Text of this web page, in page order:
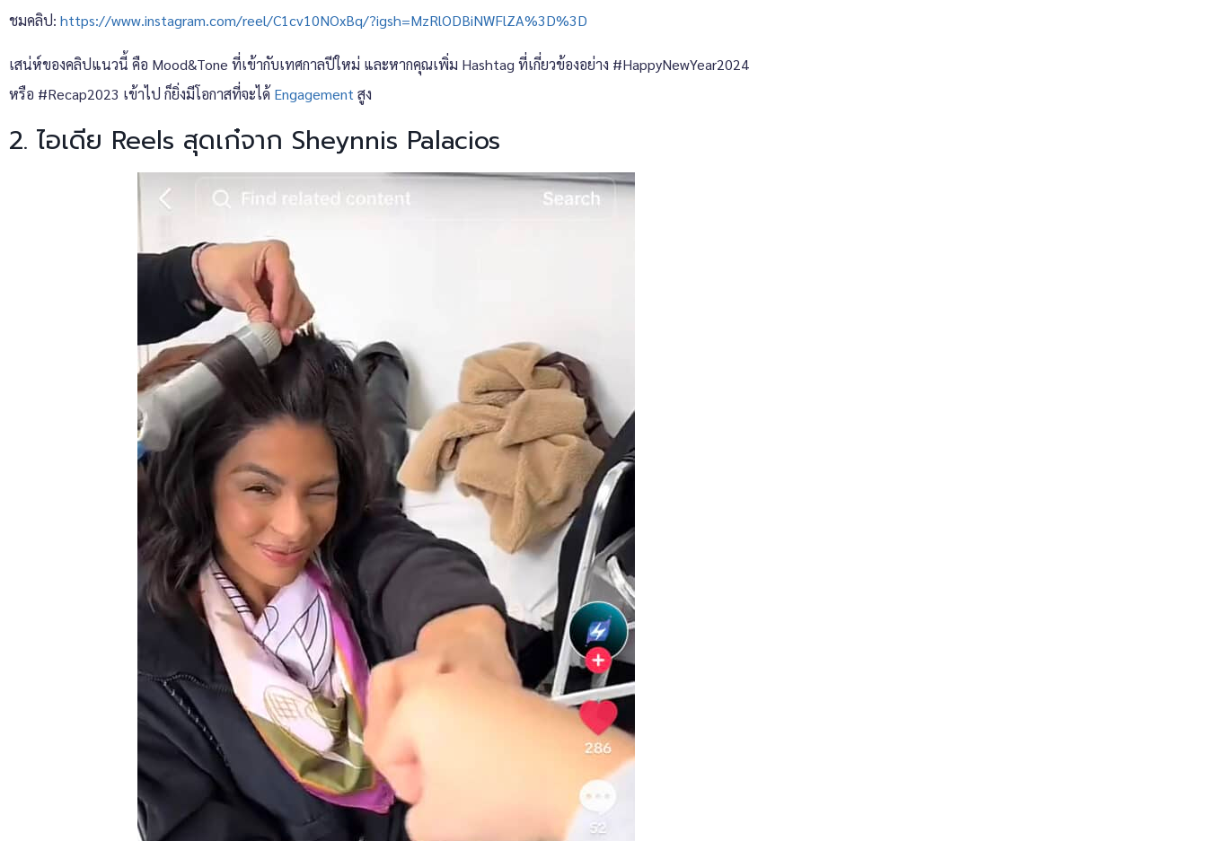
ชมคลิป: https://www.instagram.com/reel/C1cv10NOxBq/?igsh=MzRlODBiNWFlZA%3D%3D
เสน่ห์ของคลิปแนวนี้ คือ Mood&Tone ที่เข้ากับเทศกาลปีใหม่ และหากคุณเพิ่ม Hashtag ที่เกี่ยวข้องอย่าง #HappyNewYear2024
หรือ #Recap2023 เข้าไป ก็ยิ่งมีโอกาสที่จะได้ Engagement สูง
2. ไอเดีย Reels สุดเก๋จาก Sheynnis Palacios